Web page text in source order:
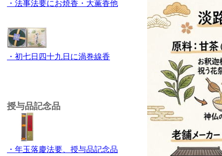
・法事法要にお焼香・大薫香他
・初七日四十九日に渦巻線香
授与品記念品
・年玉落慶法要、授与品記念品